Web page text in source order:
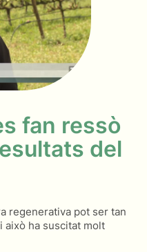
fan ressò
del
regenerativa pot ser tan
això ha suscitat molt